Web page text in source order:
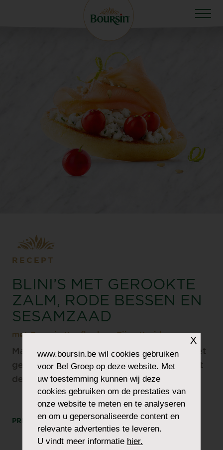
RECEPT
BLINI’S MET GEROOKTE
ZALM, RODE BESSEN EN
SESAMZAAD
met Boursin Knoflook en Fijne Kruiden
Maak indruk op je gasten met de blini’s met
gerookte zalm. Heerlijk gecombineerd met
de Boursin®Knoflook en Fijne Kruiden.
PRINT DEEL
X
www.boursin.bewil cookies gebruiken
voor Bel Groep op deze website. Met
uw toestemming kunnen wij deze
cookies gebruiken om de prestaties van
onze website te meten en te analyseren
en om u gepersonaliseerde content en
relevante advertenties te leveren.
U vindt meer informatie hier.